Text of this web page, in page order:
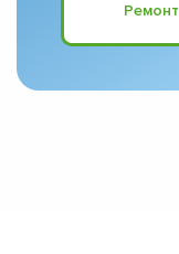
Ремонт